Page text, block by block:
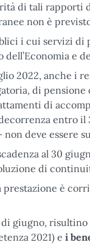
di tali rapporti
non è
i cui servizi di
e
2022, anche i
di pensione
di
entro
deve essere
al 30
di
prestazione è
giugno, risultino
2021) e i